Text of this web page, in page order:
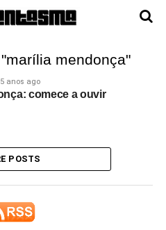
mendonça"
5 anos ago
comece a ouvir
POSTS